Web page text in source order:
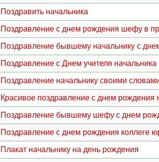
Поздравить начальника
Поздравление с днем рождения шефу в
Поздравление бывшему начальнику с
Поздравление с Днем учителя начальника
Поздравление начальнику своими
Красивое поздравление с днем рождения
Поздравление бывшему шефу с днем
Поздравление с днем рождения коллеге
Плакат начальнику на день рождения